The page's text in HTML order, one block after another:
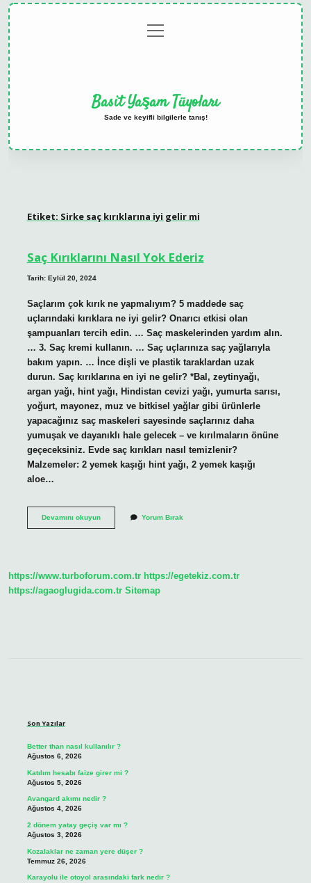
menüyü
aç
Basit Yaşam Tüyoları
Sade ve keyifli bilgilerle tanış!
Etiket: Sirke saç kırıklarına iyi gelir mi
Saç Kırıklarını Nasıl Yok Ederiz
Tarih: Eylül 20, 2024
Saçlarım çok kırık ne yapmalıyım? 5 maddede saç
uçlarındaki kırıklara ne iyi gelir? Onarıcı etkisi olan
şampuanları tercih edin. … Saç maskelerinden yardım alın.
… 3. Saç kremi kullanın. … Saç uçlarınıza saç yağlarıyla
bakım yapın. … İnce dişli ve plastik taraklardan uzak
durun. Saç kırıklarına en iyi ne gelir? *Bal, zeytinyağı,
argan yağı, hint yağı, Hindistan cevizi yağı, yumurta sarısı,
yoğurt, mayonez, muz ve bitkisel yağlar gibi ürünlerle
yapacağınız saç maskeleri sayesinde saçlarınız daha
yumuşak ve dayanıklı hale gelecek – ve kırılmaların önüne
geçeceksiniz. Evde saç kırıkları nasıl temizlenir?
Malzemeler: 2 yemek kaşığı hint yağı, 2 yemek kaşığı
aloe…
Devamını okuyunSaç
Yorum Bırak
https://www.turboforum.com.tr https://egetekiz.com.tr
https://agaoglugida.com.tr Sitemap
Son Yazılar
Better than nasıl kullanılır ?
Ağustos 6, 2026
Katılım hesabı faize girer mi ?
Ağustos 5, 2026
Avangard akımı nedir ?
Ağustos 4, 2026
2 dönem yatay geçiş var mı ?
Ağustos 3, 2026
Kozalaklar ne zaman yere düşer ?
Temmuz 26, 2026
Karayolu ile otoyol arasındaki fark nedir ?